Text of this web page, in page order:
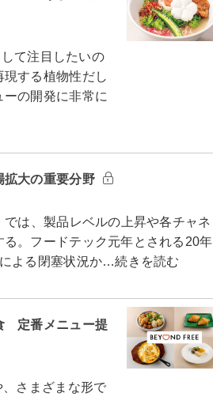
て注目したいの
する植物性だし
の開発に非常に
大の重要分野
は、製品レベルの上昇や各チャネ
。フードテック元年とされる20年
よる閉塞状況か…続きを読む
定番メニュー提
さまざまな形で